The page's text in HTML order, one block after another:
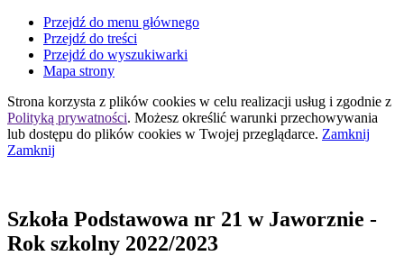
Przejdź do menu głównego
Przejdź do treści
Przejdź do wyszukiwarki
Mapa strony
Strona korzysta z plików cookies w celu realizacji usług i zgodnie z
Polityką prywatności. Możesz określić warunki przechowywania
lub dostępu do plików cookies w Twojej przeglądarce. Zamknij
Zamknij
Szkoła Podstawowa nr 21 w Jaworznie -
Rok szkolny 2022/2023